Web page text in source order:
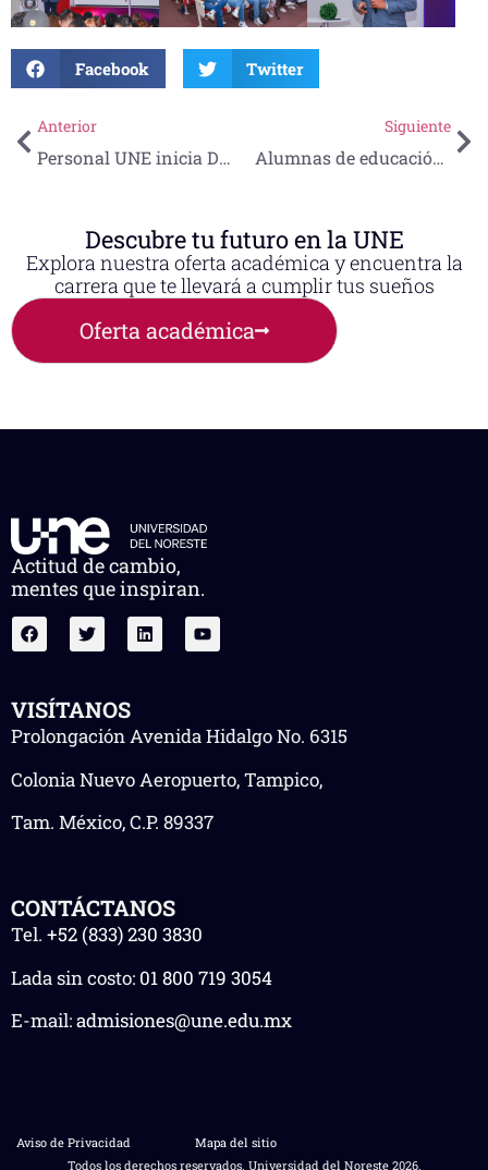
Facebook Twitter
Anterior
Personal UNE inicia Diplomado en Mediación para fortalecer competencias
Siguiente
Alumnas de educación realizan muestra pedagógica
Descubre tu futuro en la UNE
Explora nuestra oferta académica y encuentra la
carrera que te llevará a cumplir tus sueños
Oferta académica
Actitud de cambio,
mentes que inspiran.
VISÍTANOS
Prolongación Avenida Hidalgo No. 6315
Colonia Nuevo Aeropuerto, Tampico,
Tam. México, C.P. 89337
CONTÁCTANOS
Tel. +52 (833) 230 3830
Lada sin costo: 01 800 719 3054
E-mail:admisiones@une.edu.mx
Aviso de Privacidad
Todos los derechos reservados. Universidad del Noreste 2026.
Mapa del sitio